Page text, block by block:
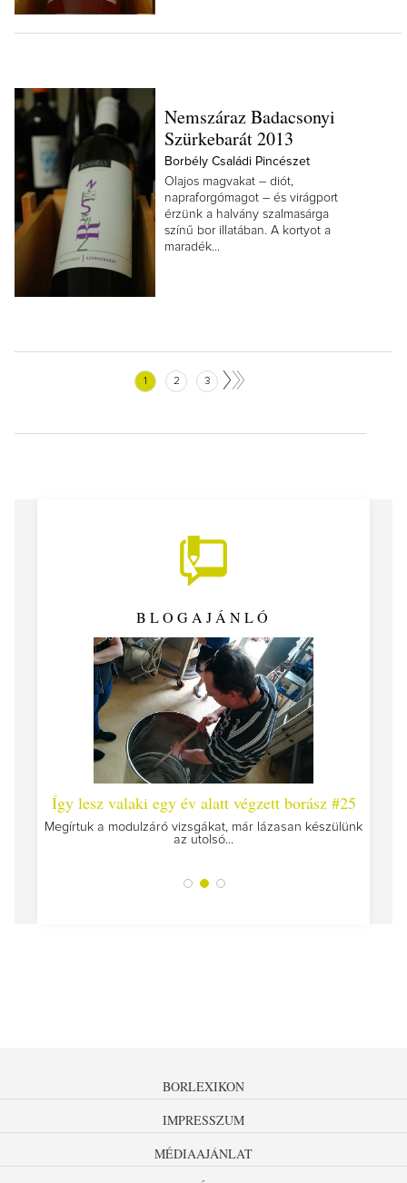
Nemszáraz Badacsonyi
Szürkebarát 2013
Borbély Családi Pincészet
Olajos magvakat – diót,
napraforgómagot – és virágport
érzünk a halvány szalmasárga
színű bor illatában. A kortyot a
maradék...
1 2 3
BLOGAJÁNLÓ
Így lesz valaki egy év alatt végzett borász #25
Megírtuk a modulzáró vizsgákat, már lázasan készülünk
az utolsó...
BORLEXIKON
IMPRESSZUM
MÉDIAAJÁNLAT